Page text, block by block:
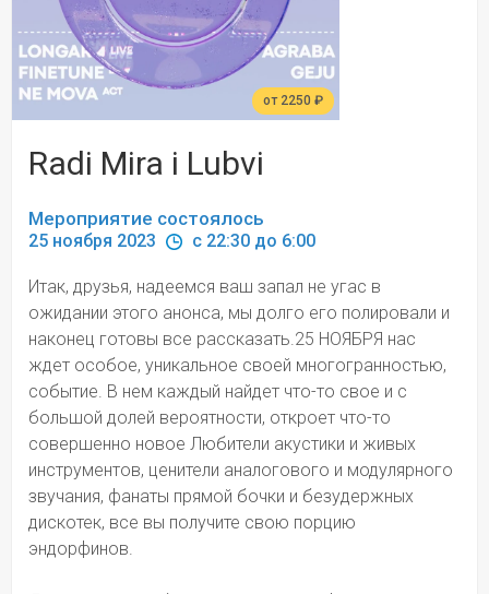
от 2250 ₽
Radi Mira i Lubvi
Мероприятие состоялось
25 ноября 2023 c 22:30 до 6:00
Итак, друзья, надеемся ваш запал не угас в
ожидании этого анонса, мы долго его полировали и
наконец готовы все рассказать.25 НОЯБРЯ нас
ждет особое, уникальное своей многогранностью,
событие. В нем каждый найдет что-то свое и с
большой долей вероятности, откроет что-то
совершенно новое Любители акустики и живых
инструментов, ценители аналогового и модулярного
звучания, фанаты прямой бочки и безудержных
дискотек, все вы получите свою порцию
эндорфинов.